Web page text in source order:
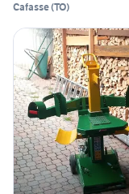
Cafasse(TO)